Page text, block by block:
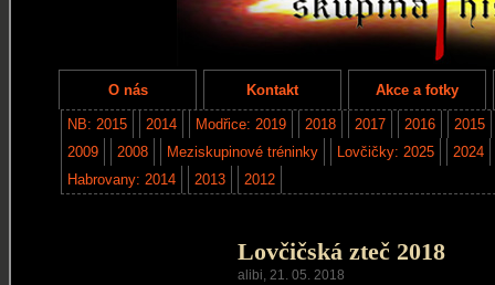
O nás Kontakt Akce a fotky
NB: 2015 2014 Modřice: 2019 2018 2017 2016
2015
2009
2008 Meziskupinové tréninky Lovčičky: 2025
2024
Habrovany: 2014
2013 2012
Lovčičská zteč 2018
alibi, 21. 05. 2018